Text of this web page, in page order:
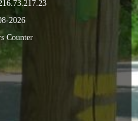
2026
Counter